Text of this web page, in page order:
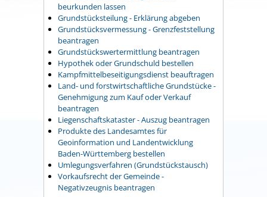
beurkunden lassen
Grundstücksteilung - Erklärung abgeben
Grundstücksvermessung - Grenzfeststellung
beantragen
Grundstückswertermittlung beantragen
Hypothek oder Grundschuld bestellen
Kampfmittelbeseitigungsdienst beauftragen
Land- und forstwirtschaftliche Grundstücke -
Genehmigung zum Kauf oder Verkauf
beantragen
Liegenschaftskataster - Auszug beantragen
Produkte des Landesamtes für
Geoinformation und Landentwicklung
Baden-Württemberg bestellen
Umlegungsverfahren (Grundstückstausch)
Vorkaufsrecht der Gemeinde -
Negativzeugnis beantragen